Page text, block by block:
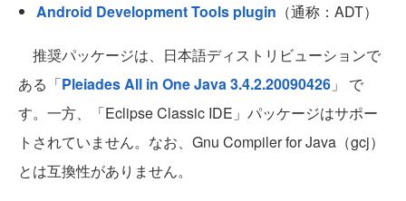
Android Development Tools plugin （通称：ADT）
推奨パッケージは、日本語ディストリビューションで
ある「Pleiades All in One Java 3.4.2.20090426 」
で
す。一方、「Eclipse Classic IDE」パッケージはサポー
トされていません。なお、Gnu Compiler for Java（gcj）
とは互換性がありません。